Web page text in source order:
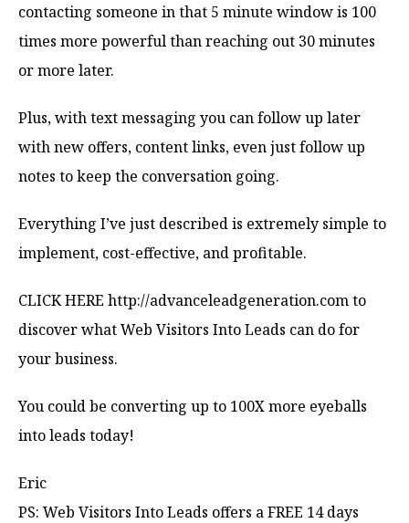
contacting someone in that 5 minute window is 100
times more powerful than reaching out 30 minutes
or more later.
Plus, with text messaging you can follow up later
with new offers, content links, even just follow up
notes to keep the conversation going.
Everything I’ve just described is extremely simple to
implement, cost-effective, and profitable.
CLICK HERE http://advanceleadgeneration.com to
discover what Web Visitors Into Leads can do for
your business.
You could be converting up to 100X more eyeballs
into leads today!
Eric
PS: Web Visitors Into Leads offers a FREE 14 days